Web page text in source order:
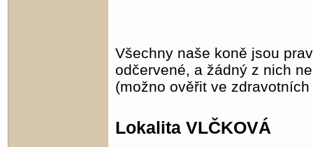
Všechny naše koně jsou
odčervené, a žádný z nich
(možno ověřit ve
Lokalita VLČKOVÁ